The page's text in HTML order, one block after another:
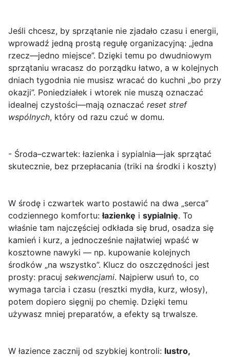
Jeśli chcesz, by sprzątanie nie zjadało czasu i energii,
wprowadź jedną prostą regułę organizacyjną: „jedna
rzecz—jedno miejsce”. Dzięki temu po dwudniowym
sprzątaniu wracasz do porządku łatwo, a w kolejnych
dniach tygodnia nie musisz wracać do kuchni „bo przy
okazji”. Poniedziałek i wtorek nie muszą oznaczać
idealnej czystości—mają oznaczać reset stref
wspólnych, który od razu czuć w domu.
- Środa–czwartek: łazienka i sypialnia—jak sprzątać
skutecznie, bez przepłacania (triki na środki i koszty)
W środę i czwartek warto postawić na dwa „serca”
codziennego komfortu:łazienkę i sypialnię. To
właśnie tam najczęściej odkłada się brud, osadza się
kamień i kurz, a jednocześnie najłatwiej wpaść w
kosztowne nawyki — np. kupowanie kolejnych
środków „na wszystko”. Klucz do oszczędności jest
prosty: pracuj sekwencjami. Najpierw usuń to, co
wymaga tarcia i czasu (resztki mydła, kurz, włosy),
potem dopiero sięgnij po chemię. Dzięki temu
używasz mniej preparatów, a efekty są trwalsze.
W łazience zacznij od szybkiej kontroli: lustro,